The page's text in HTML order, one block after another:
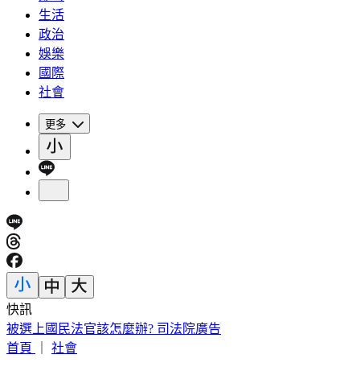
生活
政治
娛樂
國際
社會
更多
快訊
日本妹搭Uber去故宮！10公里被收3200元 官方回應了
首頁
社會